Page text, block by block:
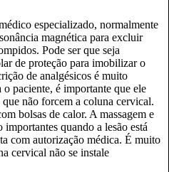
especializado, normalmente
magnética para excluir
Pode ser que seja
de proteção para imobilizar o
de analgésicos é muito
paciente, é importante que ele
não forcem a coluna cervical.
bolsas de calor. A massagem e
quando a lesão está
com autorização médica. É muito
cervical não se instale